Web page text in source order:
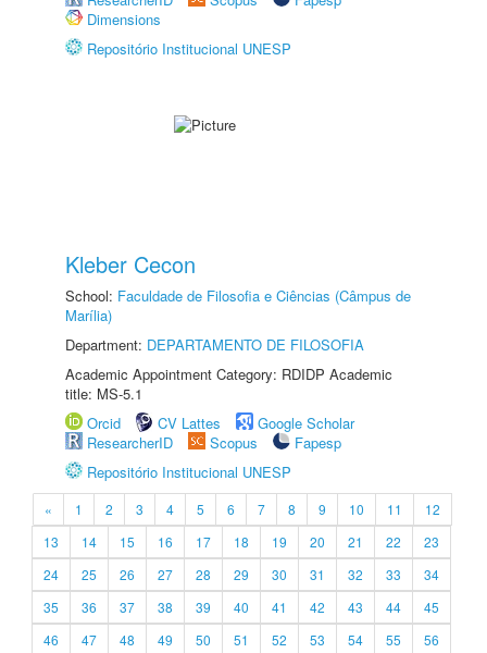
Dimensions
Repositório Institucional UNESP
Kleber Cecon
School: Faculdade de Filosofia e Ciências (Câmpus de
Marília)
Department: DEPARTAMENTO DE FILOSOFIA
Academic Appointment Category: RDIDP Academic
title: MS-5.1
Orcid
CV Lattes
Google Scholar
ResearcherID
Scopus
Fapesp
Repositório Institucional UNESP
« 1 2 3 4 5 6 7 8 9 10 11
12
13
14 15 16 17 18 19 20 21 22
23
24
25 26 27 28 29 30 31 32 33
34
35
36 37 38 39 40 41 42 43 44
45
46
47 48 49 50 51 52 53 54 55
56